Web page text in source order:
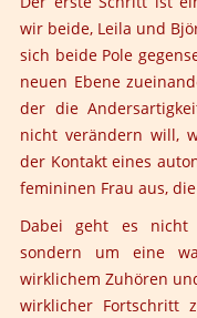
wir beide, Leila und
sich beide Pole
neuen Ebene
der die
nicht verändern will,
der Kontakt eines
femininen Frau aus,
Dabei geht es nicht
sondern um eine
wirklichem Zuhören
wirklicher Fortschritt